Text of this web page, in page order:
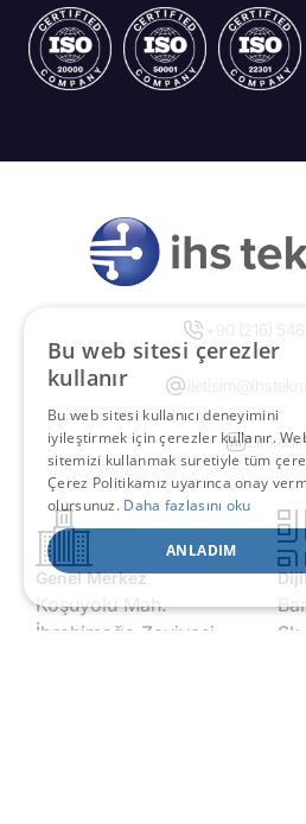
+90 (216)
Genel Merkez
Koşuyolu Mah.
İbrahimağa Zaviyesi
Bu web sitesi çerezler
kullanır
Bu web sitesi kullanıcı deneyimini
iyileştirmek için çerezler kullanır.
sitemizi kullanmak suretiyle tüm
Çerez Politikamız uyarınca onay
olursunuz. Daha fazlasını oku
ANLADIM